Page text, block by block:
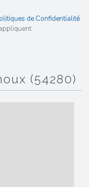
de Confidentialité
(54280)